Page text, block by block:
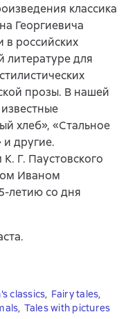
классика
Георгиевича
в российских
литературе для
прозы. В нашей
хлеб», «Стальное
другие.
Г. Паустовского
Иваном
летию со дня
classics, Fairy tales,
, Tales with pictures